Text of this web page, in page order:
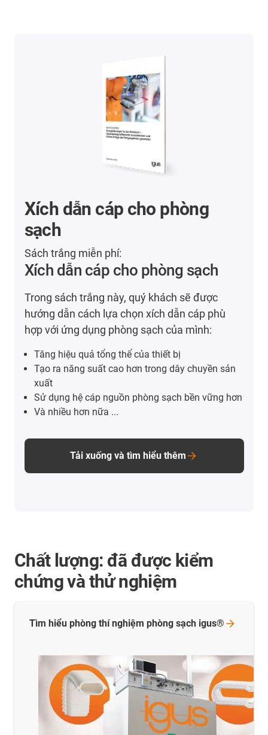
Xích dẫn cáp cho phòng
sạch
Sách trắng miễn phí:
Xích dẫn cáp cho phòng sạch
Trong sách trắng này, quý khách sẽ được
hướng dẫn cách lựa chọn xích dẫn cáp phù
hợp với ứng dụng phòng sạch của mình:
Tăng hiệu quả tổng thể của thiết bị
Tạo ra năng suất cao hơn trong dây chuyền sản
xuất
Sử dụng hệ cáp nguồn phòng sạch bền vững hơn
Và nhiều hơn nữa ...
Tải xuống và tìm hiểu thêm
Chất lượng: đã được kiểm
chứng và thử nghiệm
Tìm hiểu phòng thí nghiệm phòng sạch igus®